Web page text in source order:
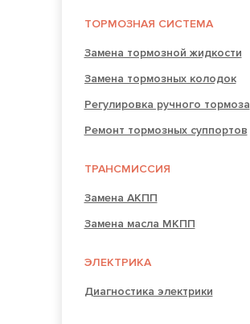
ТОРМОЗНАЯ СИСТЕМА
Замена тормозной жидкости
Замена тормозных колодок
Регулировка ручного тормоза
Ремонт тормозных суппортов
ТРАНСМИССИЯ
Замена АКПП
Замена масла МКПП
ЭЛЕКТРИКА
Диагностика электрики